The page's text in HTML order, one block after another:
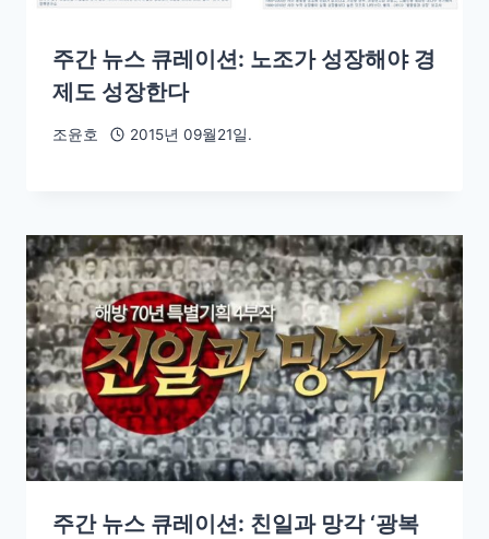
주간 뉴스 큐레이션: 노조가 성장해야 경
제도 성장한다
조윤호 2015년 09월21일.
주간 뉴스 큐레이션: 친일과 망각 ‘광복